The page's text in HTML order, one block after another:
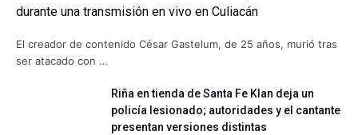
durante una transmisión en vivo en Culiacán
El creador de contenido César Gastelum, de 25 años, murió tras
ser atacado con …
Riña en tienda de Santa Fe Klan deja un
policía lesionado; autoridades y el cantante
presentan versiones distintas